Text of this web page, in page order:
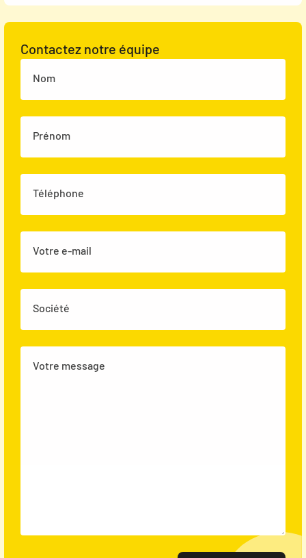
Contactez notre équipe
Nom
Prénom
Téléphone
Votre e-mail
Société
Votre message